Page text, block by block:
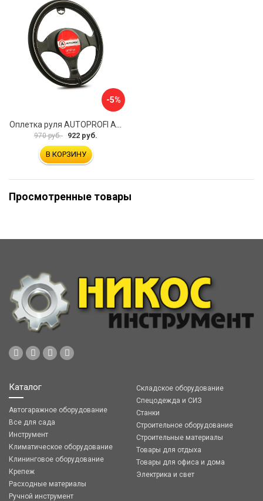
-5%
970 руб. 922 руб.
В КОРЗИНУ
Просмотренные товары
Каталог
Автогаражное оборудование
Все для сада
Инструмент
Климатическое оборудование
Клининговое оборудование
Крепеж
Расходные материалы
Ручной инструмент
Складское оборудование
Спецодежда и СИЗ
Станки
Строительное оборудование
Строительные материалы
Товары для отдыха
Товары для офиса и дома
Электрика и свет